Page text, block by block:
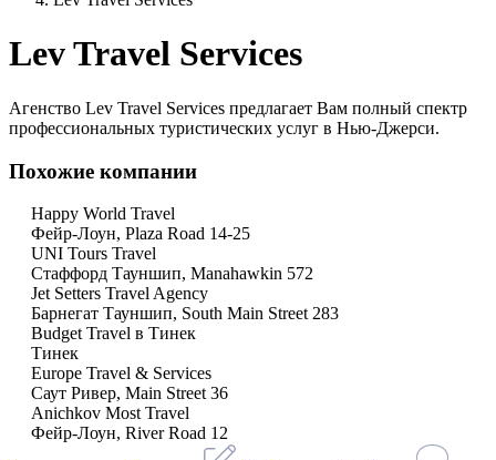
Lev Travel Services
Агенство Lev Travel Services предлагает Вам полный спектр
профессиональных туристических услуг в Нью-Джерси.
Похожие компании
Happy World Travel
Фейр-Лоун, Plaza Road 14-25
UNI Tours Travel
Стаффорд Тауншип, Manahawkin 572
Jet Setters Travel Agency
Барнегат Тауншип, South Main Street 283
Budget Travel в Тинек
Тинек
Europe Travel & Services
Саут Ривер, Main Street 36
Anichkov Most Travel
Фейр-Лоун, River Road 12